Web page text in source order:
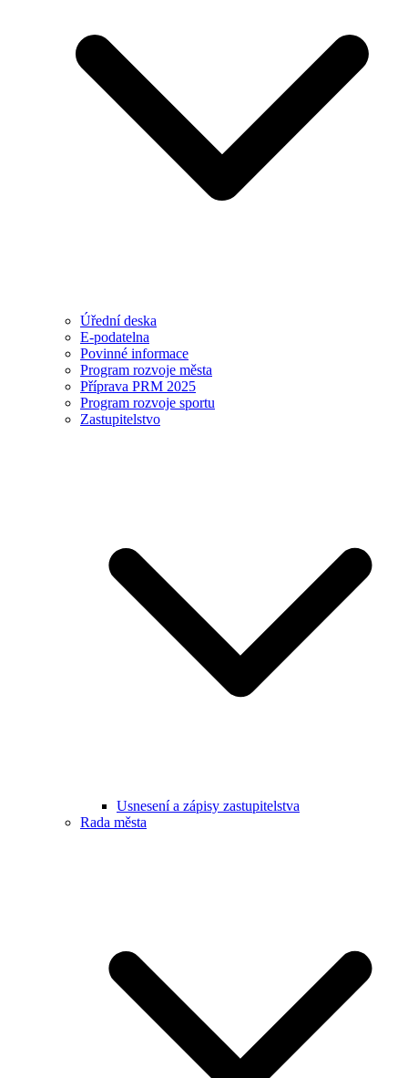
Úřední deska
E-podatelna
Povinné informace
Program rozvoje města
Příprava PRM 2025
Program rozvoje sportu
Zastupitelstvo
Usnesení a zápisy zastupitelstva
Rada města